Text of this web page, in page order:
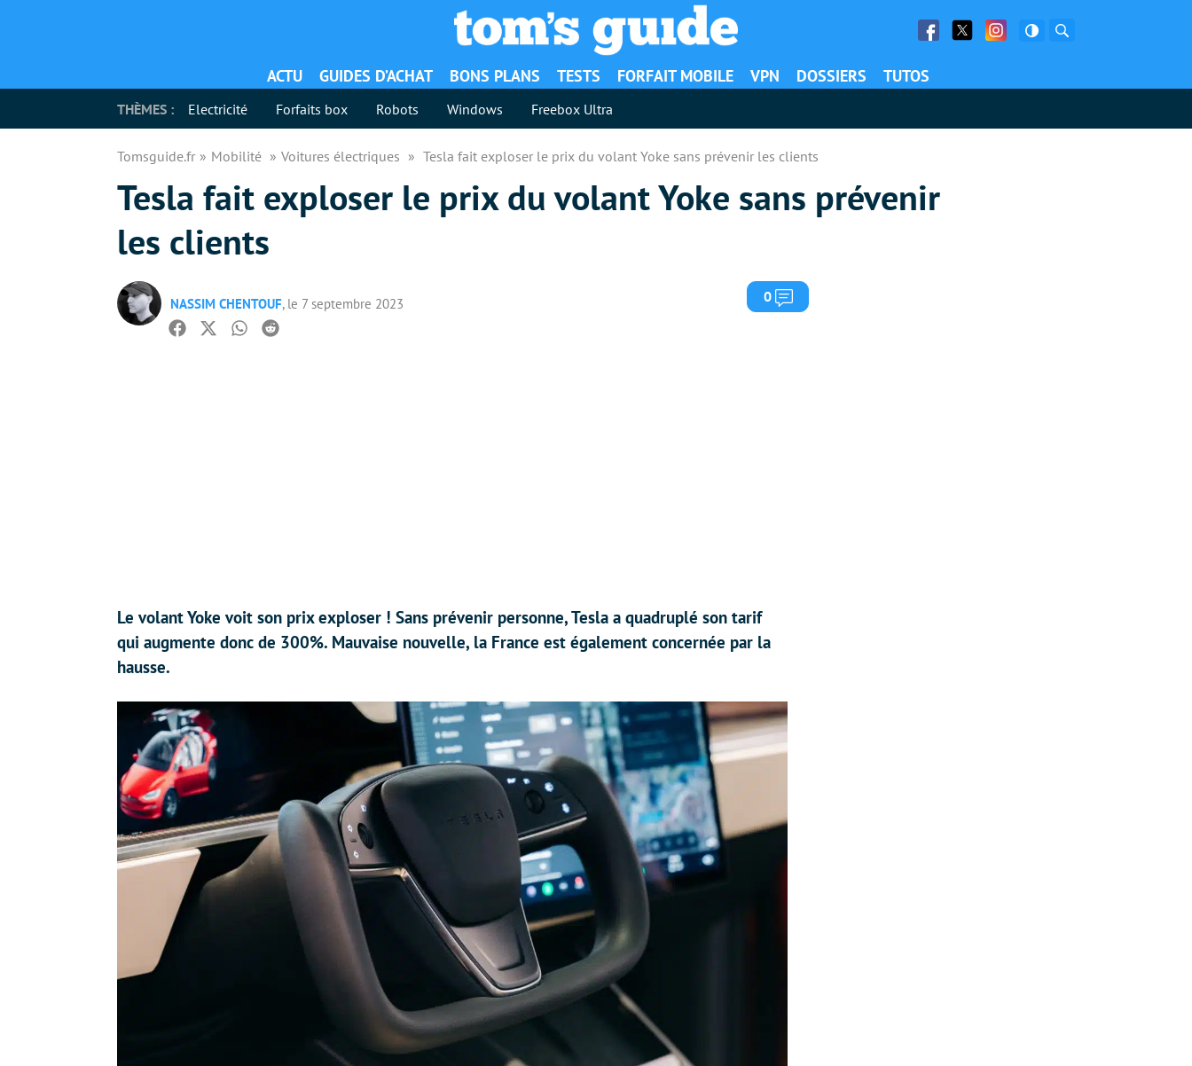
Facebook
Twitter Facebook
ACTU GUIDES D’ACHAT BONS PLANS TESTS FORFAIT MOBILE VPN DOSSIERS TUTOS
THÈMES : Electricité Forfaits box Robots Windows Freebox Ultra
Tomsguide.fr Mobilité Voitures électriques Tesla fait exploser le prix du volant Yoke sans prévenir les clients
Tesla fait exploser le prix du volant Yoke sans prévenir
les clients
NASSIM CHENTOUF, le 7 septembre 2023 0 Commentaires
Facebook
TwitterWhatsapp
Reddit
Le volant Yoke voit son prix exploser ! Sans prévenir personne, Tesla a quadruplé son tarif
qui augmente donc de 300%. Mauvaise nouvelle, la France est également concernée par la
hausse.